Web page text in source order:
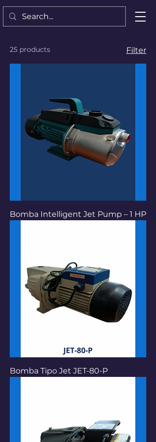
25 products Filter
Bomba Intelligent Jet Pump – 1 HP
Bomba Tipo Jet JET-80-P